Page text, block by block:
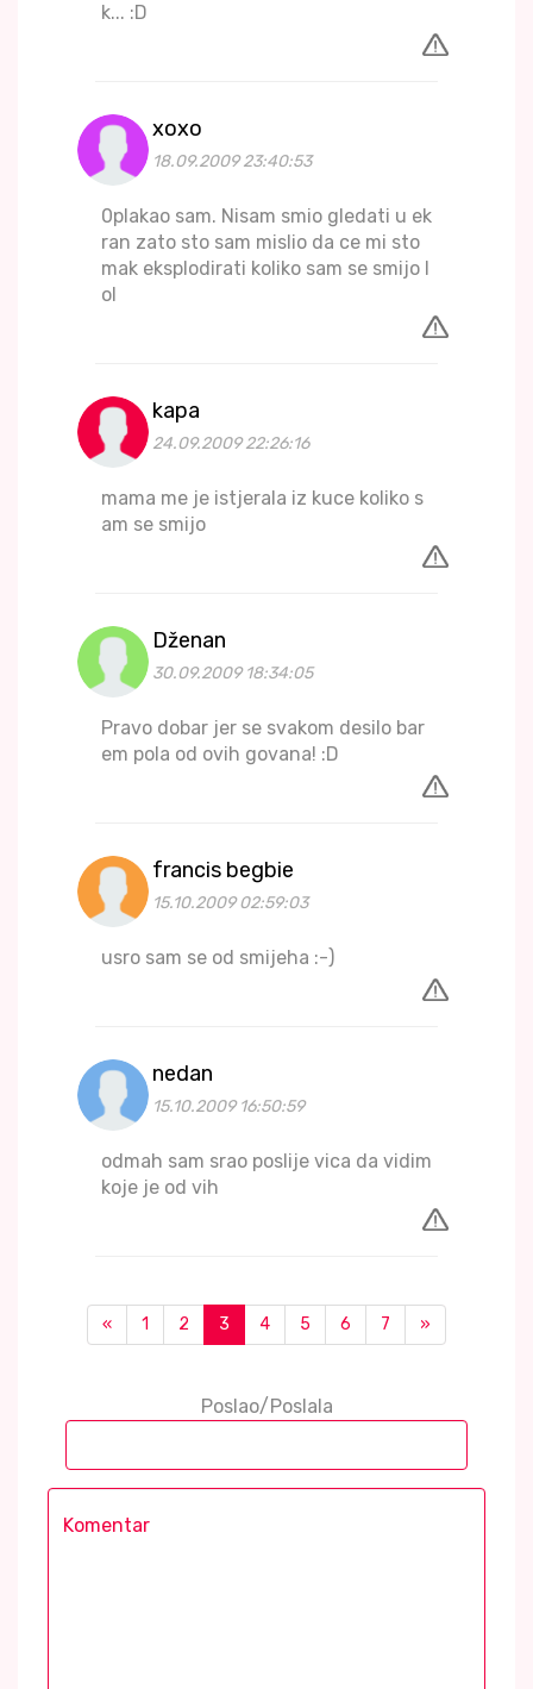
k... :D
xoxo
18.09.2009 23:40:53
0plakao sam. Nisam smio gledati u ek
ran zato sto sam mislio da ce mi sto
mak eksplodirati koliko sam se smijo l
ol
kapa
24.09.2009 22:26:16
mama me je istjerala iz kuce koliko s
am se smijo
Dženan
30.09.2009 18:34:05
Pravo dobar jer se svakom desilo bar
em pola od ovih govana! :D
francis begbie
15.10.2009 02:59:03
usro sam se od smijeha :-)
nedan
15.10.2009 16:50:59
odmah sam srao poslije vica da vidim
koje je od vih
« 1 2 3 4 5 6 7 »
Poslao/Poslala